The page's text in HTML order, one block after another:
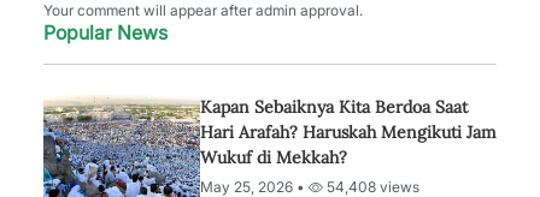
Your comment will appear after admin approval.
Popular News
Kapan Sebaiknya Kita Berdoa Saat
Hari Arafah? Haruskah Mengikuti Jam
Wukuf di Mekkah?
May 25, 2026 • 54,408 views